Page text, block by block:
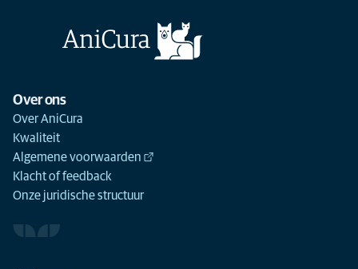
Over ons
Over AniCura
Kwaliteit
Algemene voorwaarden
Klacht of feedback
Onze juridische structuur